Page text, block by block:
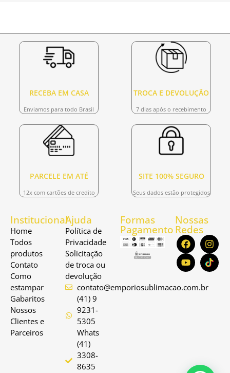
RECEBA EM CASA
Enviamos para todo Brasil
TROCA E DEVOLUÇÃO
7 dias após o recebimento
PARCELE EM ATÉ
12x com cartões de credito
SITE 100% SEGURO
Seus dados estão protegidos
Institucional
Home
Todos
produtos
Contato
Como
estampar
Gabaritos
Nossos
Clientes e
Parceiros
Ajuda
Política de
Privacidade
Solicitação
de troca ou
devolução
contato@emporiosublimacao.com.br
(41) 9
9231-
5305
Whats
(41)
3308-
8635
Formas
Pagamento
Nossas
Redes